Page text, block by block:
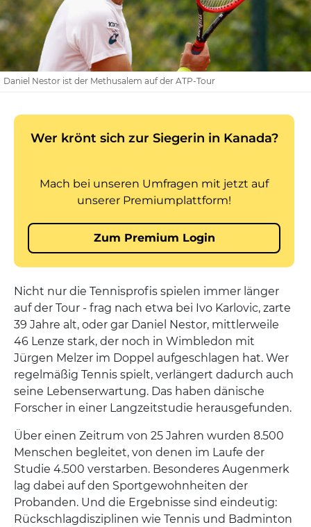
Daniel Nestor ist der Methusalem auf der ATP-Tour
Nicht nur die Tennisprofis spielen immer länger
auf der Tour - frag nach etwa bei Ivo Karlovic, zarte
39 Jahre alt, oder gar Daniel Nestor, mittlerweile
46 Lenze stark, der noch in Wimbledon mit
Jürgen Melzer im Doppel aufgeschlagen hat. Wer
regelmäßig Tennis spielt, verlängert dadurch auch
seine Lebenserwartung. Das haben dänische
Forscher in einer Langzeitstudie herausgefunden.
Über einen Zeitrum von 25 Jahren wurden 8.500
Menschen begleitet, von denen im Laufe der
Studie 4.500 verstarben. Besonderes Augenmerk
lag dabei auf den Sportgewohnheiten der
Probanden. Und die Ergebnisse sind eindeutig:
Rückschlagdisziplinen wie Tennis und Badminton